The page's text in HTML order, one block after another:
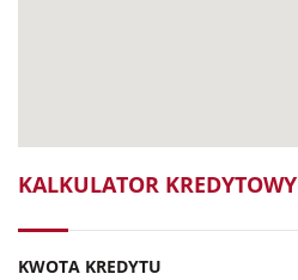
KALKULATOR KREDYTOWY
KWOTA KREDYTU